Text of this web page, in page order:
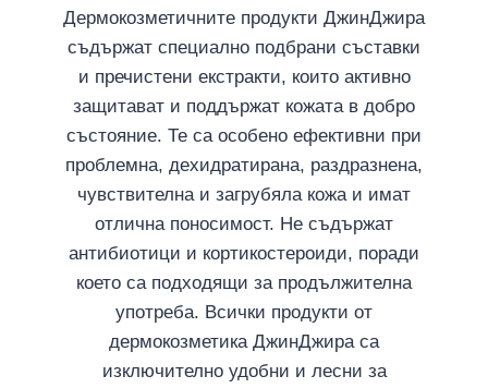
Дермокозметичните продукти ДжинДжира
съдържат специално подбрани съставки
и пречистени екстракти, които активно
защитават и поддържат кожата в добро
състояние. Те са особено ефективни при
проблемна, дехидратирана, раздразнена,
чувствителна и загрубяла кожа и имат
отлична поносимост. Не съдържат
антибиотици и кортикостероиди, поради
което са подходящи за продължителна
употреба. Всички продукти от
дермокозметика ДжинДжира са
изключително удобни и лесни за